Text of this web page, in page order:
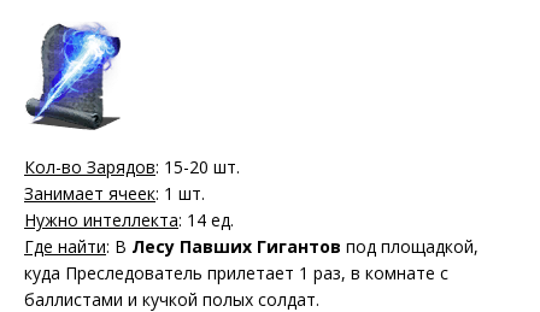
Кол-во Зарядов: 15-20 шт.
Занимает ячеек: 1 шт.
Нужно интеллекта: 14 ед.
Где найти: В Лесу Павших Гигантов под площадкой,
куда Преследователь прилетает 1 раз, в комнате с
баллистами и кучкой полых солдат.